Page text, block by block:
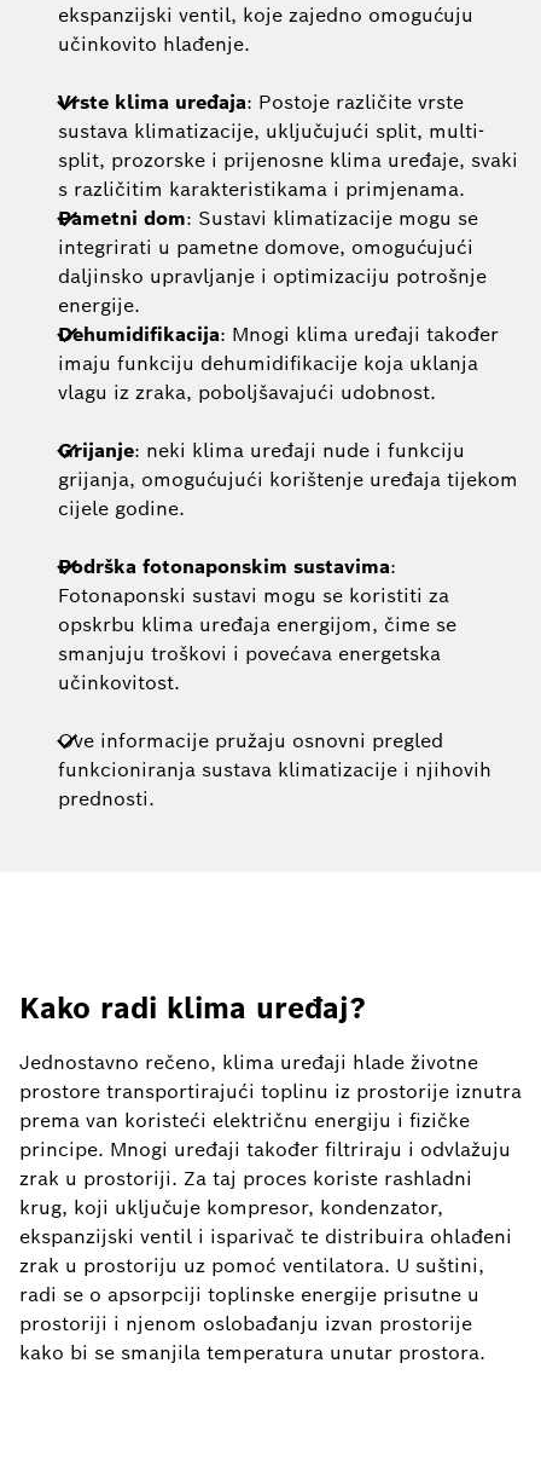
ekspanzijski ventil, koje zajedno omogućuju
učinkovito hlađenje.
Vrste klima uređaja: Postoje različite vrste
sustava klimatizacije, uključujući split, multi-
split, prozorske i prijenosne klima uređaje, svaki
s različitim karakteristikama i primjenama.
Pametni dom: Sustavi klimatizacije mogu se
integrirati u pametne domove, omogućujući
daljinsko upravljanje i optimizaciju potrošnje
energije.
Dehumidifikacija: Mnogi klima uređaji također
imaju funkciju dehumidifikacije koja uklanja
vlagu iz zraka, poboljšavajući udobnost.
Grijanje: neki klima uređaji nude i funkciju
grijanja, omogućujući korištenje uređaja tijekom
cijele godine.
Podrška fotonaponskim sustavima:
Fotonaponski sustavi mogu se koristiti za
opskrbu klima uređaja energijom, čime se
smanjuju troškovi i povećava energetska
učinkovitost.
Ove informacije pružaju osnovni pregled
funkcioniranja sustava klimatizacije i njihovih
prednosti.
Kako radi klima uređaj?
Jednostavno rečeno, klima uređaji hlade životne
prostore transportirajući toplinu iz prostorije iznutra
prema van koristeći električnu energiju i fizičke
principe. Mnogi uređaji također filtriraju i odvlažuju
zrak u prostoriji. Za taj proces koriste rashladni
krug, koji uključuje kompresor, kondenzator,
ekspanzijski ventil i isparivač te distribuira ohlađeni
zrak u prostoriju uz pomoć ventilatora. U suštini,
radi se o apsorpciji toplinske energije prisutne u
prostoriji i njenom oslobađanju izvan prostorije
kako bi se smanjila temperatura unutar prostora.